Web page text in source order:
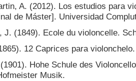
A. (2012). Los estudios para
de Máster]. Universidad
J. (1849). Ecole du violoncelle.
12 Caprices para
Hohe Schule des
Musik.